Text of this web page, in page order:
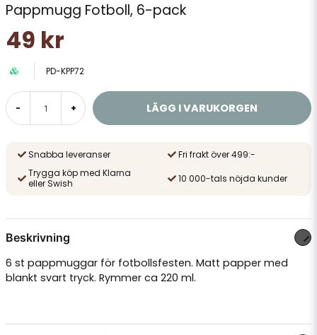
Pappmugg Fotboll, 6-pack
49 kr
PD-KPP72
- + LÄGG I VARUKORGEN
Snabba leveranser
Fri frakt över 499:-
Trygga köp med Klarna
eller Swish
10 000-tals nöjda kunder
Beskrivning
6 st pappmuggar för fotbollsfesten. Matt papper med
blankt svart tryck. Rymmer ca 220 ml.